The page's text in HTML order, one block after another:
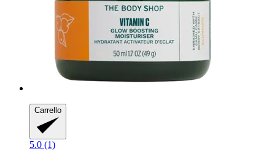
Carrello
5.0 (1)